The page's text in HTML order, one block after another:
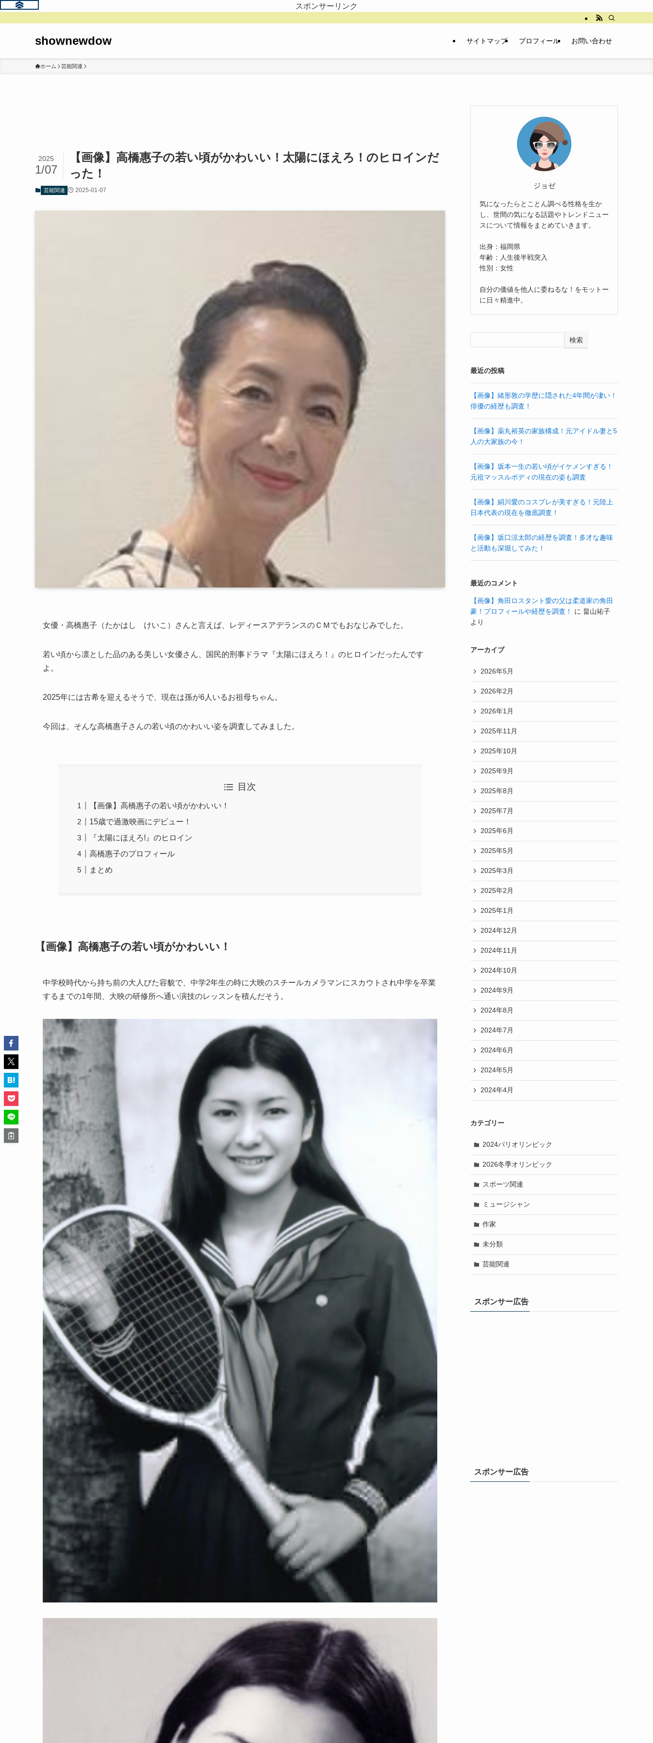
スポンサーリンク
shownewdow サイトマップ プロフィール お問い合わせ
ホーム 芸能関連
【画像】高橋惠子の若い頃がかわいい！太陽にほえろ！のヒロインだ
った！
2025
1/07
芸能関連 2025-01-07
女優・高橋惠子（たかはし けいこ）さんと言えば、レディースアデランスのＣＭでもおなじみでした。
若い頃から凛とした品のある美しい女優さん、国民的刑事ドラマ『太陽にほえろ！』のヒロインだったんです
よ。
2025年には古希を迎えるそうで、現在は孫が6人いるお祖母ちゃん。
今回は、そんな高橋惠子さんの若い頃のかわいい姿を調査してみました。
目次
【画像】高橋惠子の若い頃がかわいい！
15歳で過激映画にデビュー！
『太陽にほえろ!』のヒロイン
高橋惠子のプロフィール
まとめ
【画像】高橋惠子の若い頃がかわいい！
中学校時代から持ち前の大人びた容貌で、中学2年生の時に大映のスチールカメラマンにスカウトされ中学を卒業
するまでの1年間、大映の研修所へ通い演技のレッスンを積んだそう。
ジョゼ
気になったらとことん調べる性格を生か
し、世間の気になる話題やトレンドニュー
スについて情報をまとめていきます。
出身：福岡県
年齢：人生後半戦突入
性別：女性
自分の価値を他人に委ねるな！をモットー
に日々精進中。
検索
最近の投稿
【画像】緒形敦の学歴に隠された4年間が凄い！
俳優の経歴も調査！
【画像】薬丸裕英の家族構成！元アイドル妻と5
人の大家族の今！
【画像】坂本一生の若い頃がイケメンすぎる！
元祖マッスルボディの現在の姿も調査
【画像】絹川愛のコスプレが美すぎる！元陸上
日本代表の現在を徹底調査！
【画像】坂口涼太郎の経歴を調査！多才な趣味
と活動も深堀してみた！
最近のコメント
【画像】角田ロスタント愛の父は柔道家の角田
豪！プロフィールや経歴を調査！
に 畠山祐子
より
アーカイブ
2026年5月
2026年2月
2026年1月
2025年11月
2025年10月
2025年9月
2025年8月
2025年7月
2025年6月
2025年5月
2025年3月
2025年2月
2025年1月
2024年12月
2024年11月
2024年10月
2024年9月
2024年8月
2024年7月
2024年6月
2024年5月
2024年4月
カテゴリー
2024パリオリンピック
2026冬季オリンピック
スポーツ関連
ミュージシャン
作家
未分類
芸能関連
スポンサー広告
スポンサー広告